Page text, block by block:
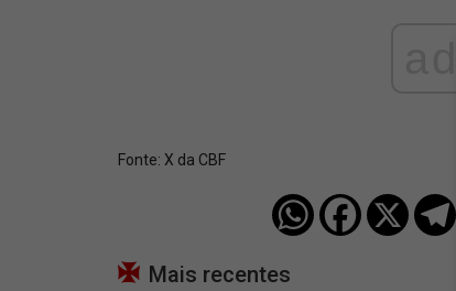
Fonte: X da CBF
Mais recentes